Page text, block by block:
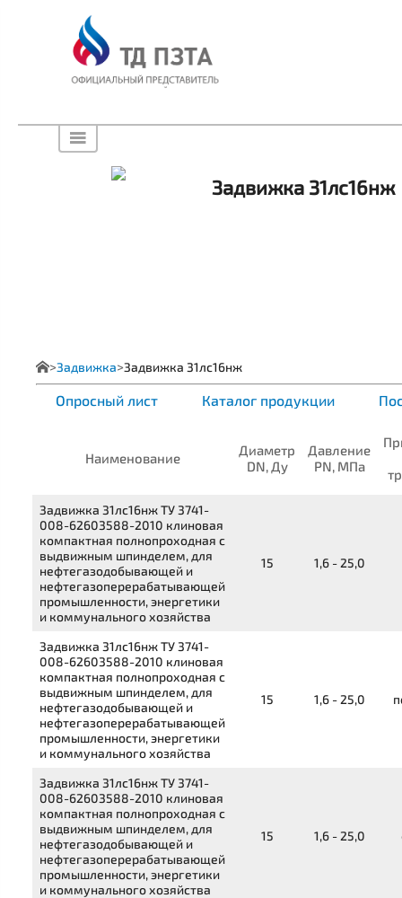
Задвижка 31лс16нж
Задвижка Задвижка 31лс16нж
Опросный лист Каталог продукции
Наименование
Диаметр
DN, Ду
Давление
PN, МПа
Задвижка 31лс16нжТУ 3741-
008-62603588-2010 клиновая
компактная полнопроходная с
выдвижным шпинделем, для
нефтегазодобывающей и
нефтегазоперерабатывающей
промышленности, энергетики
и коммунального хозяйства
15 1,6 - 25,0
Задвижка 31лс16нжТУ 3741-
008-62603588-2010 клиновая
компактная полнопроходная с
выдвижным шпинделем, для
нефтегазодобывающей и
нефтегазоперерабатывающей
промышленности, энергетики
и коммунального хозяйства
15 1,6 - 25,0
Задвижка 31лс16нжТУ 3741-
008-62603588-2010 клиновая
компактная полнопроходная с
выдвижным шпинделем, для
нефтегазодобывающей и
нефтегазоперерабатывающей
промышленности, энергетики
и коммунального хозяйства
15 1,6 - 25,0